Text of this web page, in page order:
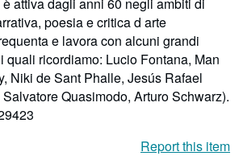
poesia e critica d arte
e lavora con alcuni grandi
quali ricordiamo: Lucio Fontana, Man
Niki de Sant Phalle, Jesús Rafael
Quasimodo, Arturo Schwarz).
Report this item